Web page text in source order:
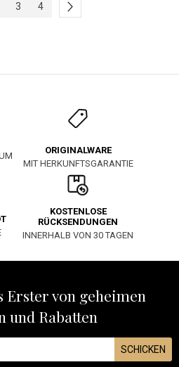
3 4
ORIGINALWARE
MIT HERKUNFTSGARANTIE
KOSTENLOSE
RÜCKSENDUNGEN
INNERHALB VON 30 TAGEN
Erster von geheimen
und Rabatten
SCHICKEN